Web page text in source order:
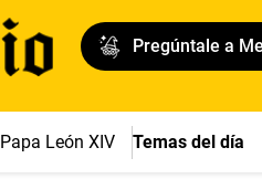
Pregúntale a
Papa León XIV Temas del día